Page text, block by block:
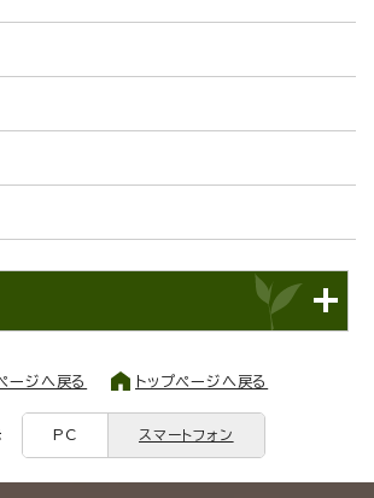
ージへ戻る トップページへ戻る
PC スマートフォン